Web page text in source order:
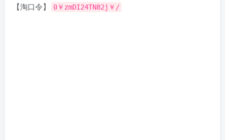
【淘口令】
0￥zmDI24TN82j￥/